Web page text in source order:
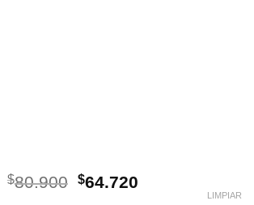
$80.900 El
$64.720
LIMPIAR